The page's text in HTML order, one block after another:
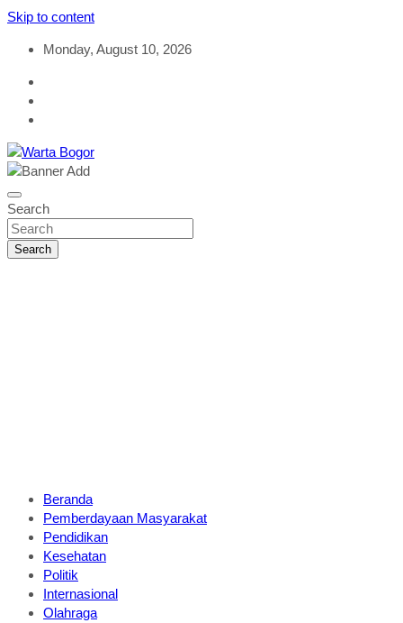
Skip to content
Monday, August 10, 2026
Warta Bogor
Search
Search
Beranda
Pemberdayaan Masyarakat
Pendidikan
Kesehatan
Politik
Internasional
Olahraga